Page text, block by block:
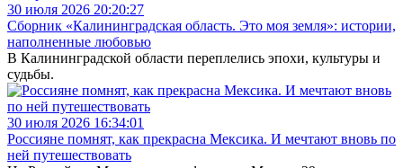
30 июля 2026 20:20:27
Сборник «Калининградская область. Это моя земля»: истории,
наполненные любовью
В Калининградской области переплелись эпохи, культуры и
судьбы.
30 июля 2026 16:34:01
Россияне помнят, как прекрасна Мексика. И мечтают вновь по
ней путешествовать